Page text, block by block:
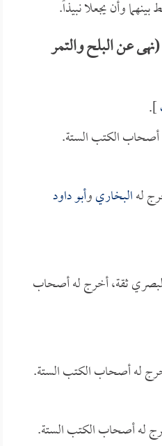
وأن يجعلا نبيذاً.
عن البلح والتمر
].
أصحاب الكتب الستة.
لهالبخاريوأبو داود
ثقة، أخرج له أصحاب
له أصحاب الكتب الستة.
له أصحاب الكتب الستة.